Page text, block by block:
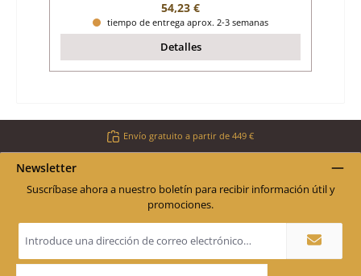
Precio normal:
54,23 €
tiempo de entrega aprox. 2-3 semanas
Detalles
Envío gratuito a partir de 449 €
Newsletter
Suscríbase ahora a nuestro boletín para recibir información útil y
promociones.
Dirección
de
electrónico